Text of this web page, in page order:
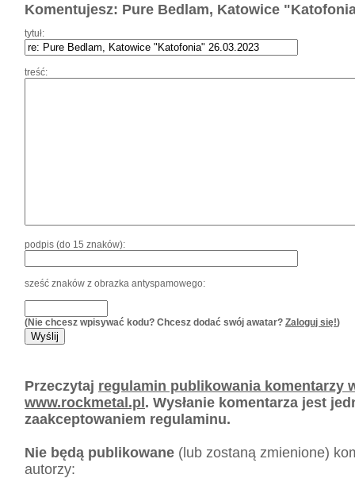
Komentujesz: Pure Bedlam, Katowice
tytuł:
treść:
podpis (do 15 znaków):
sześć znaków z obrazka antyspamowego:
(Nie chcesz wpisywać kodu? Chcesz dodać swój awatar? Zaloguj się!)
Przeczytaj regulamin publikowania komentarzy
www.rockmetal.pl. Wysłanie komentarza jest
zaakceptowaniem regulaminu.
Nie będą publikowane (lub zostaną zmienione)
autorzy: